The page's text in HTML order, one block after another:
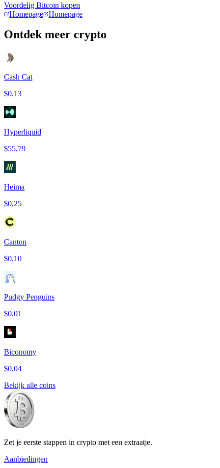
Voordelig Bitcoin kopen
Homepage
Homepage
Ontdek meer crypto
Cash Cat
$0,13
Hyperliquid
$55,79
Heima
$0,25
Canton
$0,10
Pudgy Penguins
$0,01
Biconomy
$0,04
Bekijk alle coins
Zet je eerste stappen in crypto met een extraatje.
Aanbiedingen